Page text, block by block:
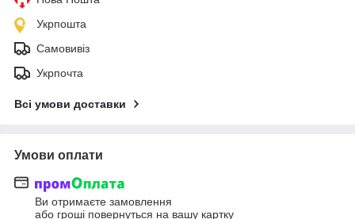
Укрпошта
Самовивіз
Укрпочта
Всі умови доставки
Умови оплати
Ви отримаєте замовлення
або гроші повернуться на вашу картку